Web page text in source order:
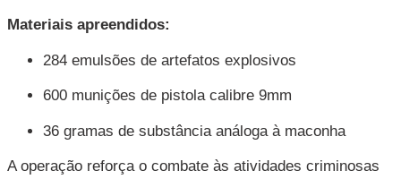
Materiais apreendidos:
284 emulsões de artefatos explosivos
600 munições de pistola calibre 9mm
36 gramas de substância análoga à maconha
A operação reforça o combate às atividades criminosas